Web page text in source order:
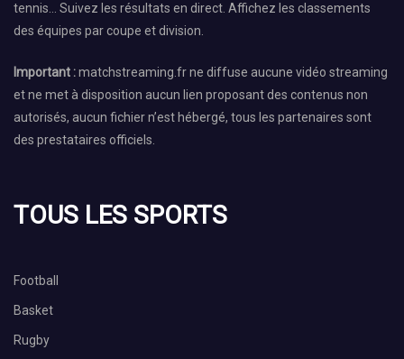
tennis… Suivez les résultats en direct. Affichez les classements
des équipes par coupe et division.
Important :matchstreaming.fr ne diffuse aucune vidéo streaming
et ne met à disposition aucun lien proposant des contenus non
autorisés, aucun fichier n’est hébergé, tous les partenaires sont
des prestataires officiels.
TOUS LES SPORTS
Football
Basket
Rugby